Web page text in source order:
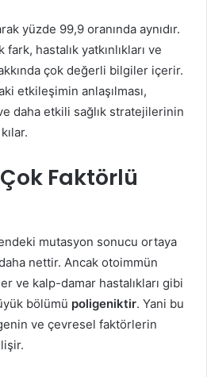
yüzde 99,9 oranında aynıdır.
hastalık yatkınlıkları ve
çok değerli bilgiler içerir.
etkileşimin anlaşılması,
daha etkili sağlık stratejilerinin
Faktörlü
mutasyon sonucu ortaya
nettir. Ancak otoimmün
ve kalp-damar hastalıkları gibi
bölümü poligeniktir. Yani bu
ve çevresel faktörlerin